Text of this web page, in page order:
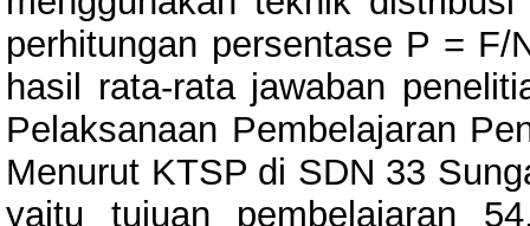
perhitungan persentase P =
hasil rata-rata jawaban
Pelaksanaan Pembelajaran
Menurut KTSP di SDN 33
yaitu tujuan pembelajaran